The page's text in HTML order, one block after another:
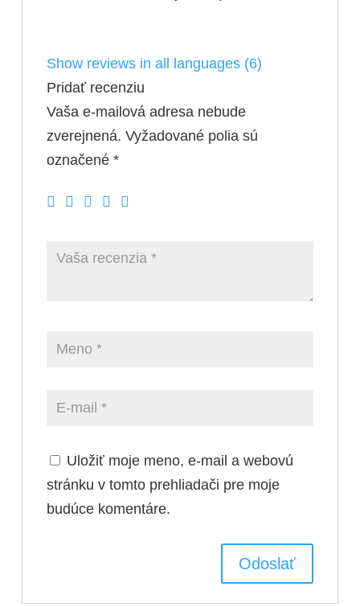
Show reviews in all languages (6)
Pridať recenziu
Vaša e-mailová adresa nebude
zverejnená. Vyžadované polia sú
označené *
Uložiť moje meno, e-mail a webovú
stránku v tomto prehliadači pre moje
budúce komentáre.